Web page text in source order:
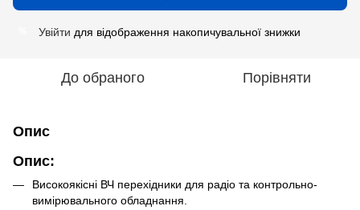
Увійти для відображення накопичувальної знижки
До обраного Порівняти
Опис
Опис:
Високоякісні ВЧ перехідники для радіо та контрольно-
вимірювального обладнання.